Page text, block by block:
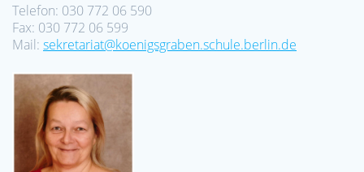
Telefon: 030 772 06 590
Fax: 030 772 06 599
Mail: sekretariat@koenigsgraben.schule.berlin.de